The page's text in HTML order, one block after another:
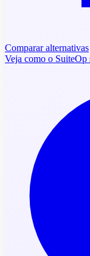
Comparar alternativas
Veja como o SuiteOp